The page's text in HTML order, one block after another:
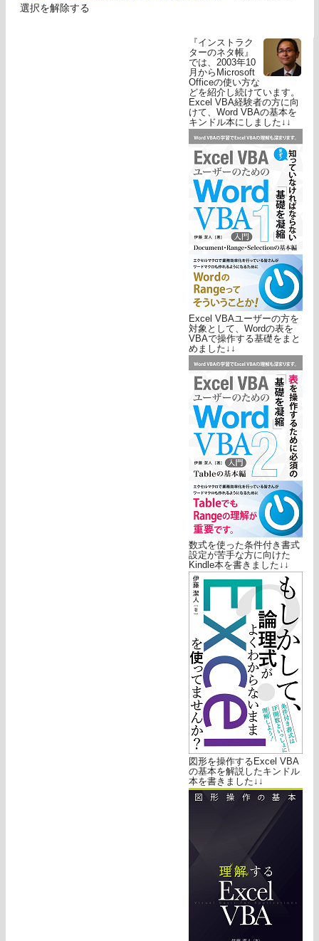
選択を解除する
『インストラク
ターのネタ帳』
では、2003年10
月からMicrosoft
Officeの使い方な
どを紹介し続けています。
Excel VBA経験者の方に向
けて、Word VBAの基本を
キンドル本にしました↓↓
Excel VBAユーザーの方を
対象として、Wordの表を
VBAで操作する基礎をまと
めました↓↓
数式を使った条件付き書式
設定が苦手な方に向けた
Kindle本を書きました↓↓
図形を操作するExcel VBA
の基本を解説したキンドル
本を書きました↓↓